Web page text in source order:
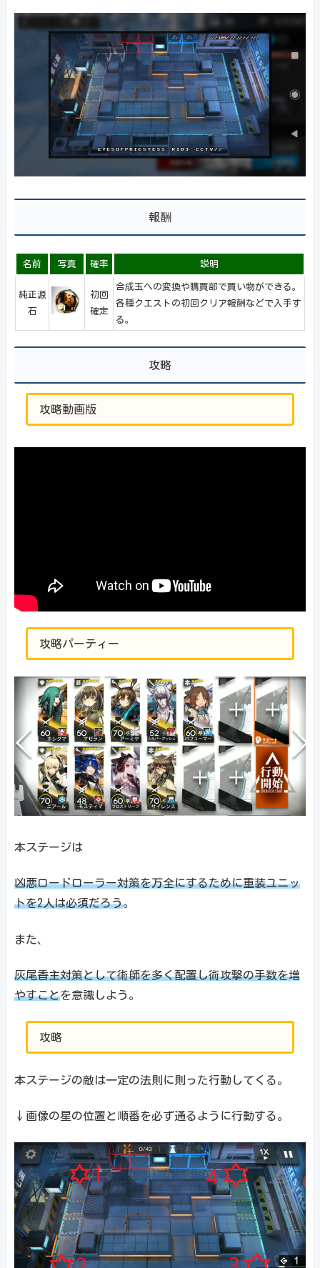
報酬
名前 写真 確率 説明
純正源
石
初回
確定
合成玉への変換や購買部で買い物ができる。
各種クエストの初回クリア報酬などで入手す
る。
攻略
攻略動画版
攻略パーティー
本ステージは
凶悪ロードローラー対策を万全にするために重装ユニッ
トを2人は必須だろう。
また、
灰尾香主対策として術師を多く配置し術攻撃の手数を増
やすことを意識しよう。
攻略
本ステージの敵は一定の法則に則った行動してくる。
↓画像の星の位置と順番を必ず通るように行動する。